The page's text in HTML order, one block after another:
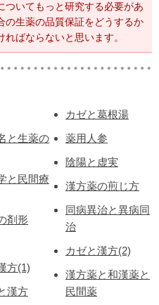
ついてもっと研究する必要があ
の生薬の品質保証をどうするか
ばならないと思います。
と生薬の
と民間療
剤形
方(1)
漢方
カゼと葛根湯
薬用人参
陰陽と虚実
漢方薬の煎じ方
同病異治と異病同
治
カゼと漢方(2)
漢方薬と和漢薬と
民間薬